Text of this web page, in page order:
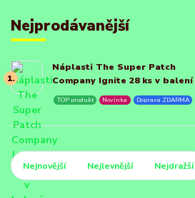
Nejprodávanější
1.
Náplasti The Super Patch
Company Ignite 28 ks v balení
TOP produkt Novinka Doprava ZDARMA
Nejnovější Nejlevnější Nejdražší